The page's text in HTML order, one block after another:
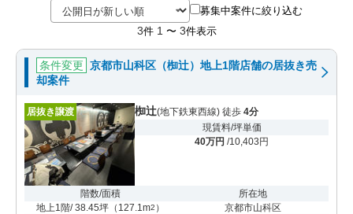
募集中案件に絞り込む
3件 1 〜 3件表示
条件変更 京都市山科区（椥辻）地上1階店舗の居抜き売
却案件
居抜き譲渡 椥辻(地下鉄東西線) 徒歩 4分
現賃料/坪単価
40万円 /10,403円
階数/面積
地上1階/ 38.45坪 （ 127.1m2 ）
所在地
京都市山科区